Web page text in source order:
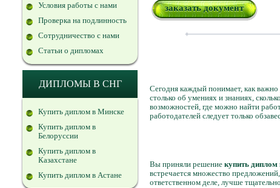
Условия работы с нами
Проверка на подлинность
Сотрудничество с нами
Статьи о дипломах
ДИПЛОМЫ В СНГ
Купить диплом в Минске
Купить диплом в
Белоруссии
Купить диплом в
Казахстане
Купить диплом в Астане
заказать документ
Сегодня каждый понимает, как
столько об умениях и знаниях,
возможностей, где можно найти
работодателей следует только
Вы приняли решение купить диплом
встречается множество
ответственном деле, лучше